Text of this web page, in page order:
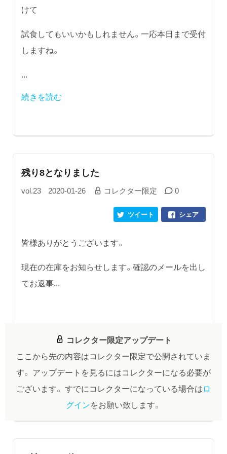
けて
試食してもいいかもしれません。一応本日まで受付
しますね。
...
続きを読む
残り8となりました
vol.23 2020-01-26 コレクター限定 0
シェア
ツイート
皆様ありがとうございます。
現在の在庫をお知らせします。確認のメールを出し
てお返事...
コレクター限定アップデート
ここから先の内容はコレクター限定で公開されていま
す。 アップデートを見るにはコレクターになる必要が
ございます。 すでにコレクターになっている場合はロ
グインをお願い致します。